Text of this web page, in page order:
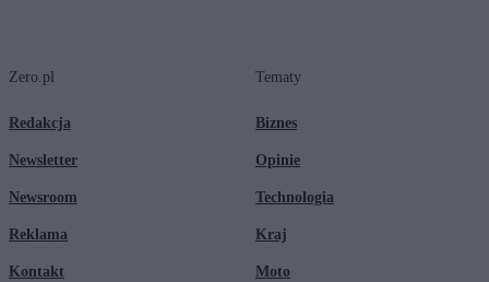
Zero.pl
Redakcja
Newsletter
Newsroom
Reklama
Kontakt
Tematy
Biznes
Opinie
Technologia
Kraj
Moto